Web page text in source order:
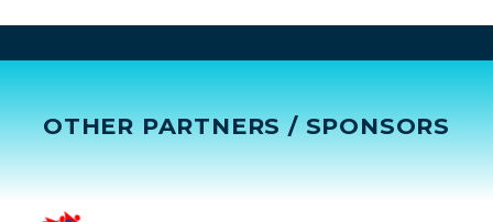
OTHER PARTNERS / SPONSORS